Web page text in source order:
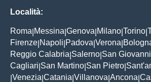
Località:
Roma Messina Genova Milano Torino
Firenze Napoli Padova Verona
Reggio Calabria Salerno San Giovanni
Cagliari San Martino San Pietro
Venezia Catania Villanova Ancona